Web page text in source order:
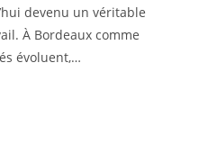
devenu un véritable
À Bordeaux comme
évoluent,…